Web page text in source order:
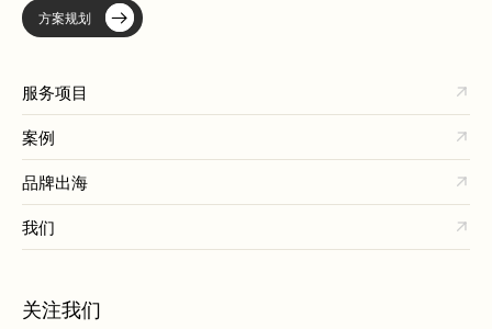
方案规划
服务项目
案例
品牌出海
我们
关注我们